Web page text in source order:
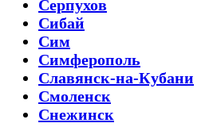
Серпухов
Сибай
Сим
Симферополь
Славянск-на-Кубани
Смоленск
Снежинск